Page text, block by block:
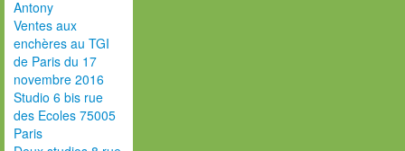
Antony
Ventes aux
enchères au TGI
de Paris du 17
novembre 2016
Studio 6 bis rue
des Ecoles 75005
Paris